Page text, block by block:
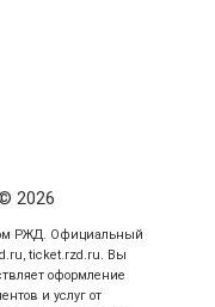
заказа;
пассажира, на
2026
РЖД. Официальный
ticket.rzd.ru. Вы
оформление
и услуг от